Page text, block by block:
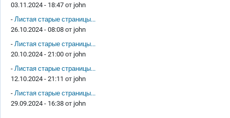
03.11.2024 - 18:47 от john
- Листая старые страницы...
26.10.2024 - 08:08 от john
- Листая старые страницы...
20.10.2024 - 21:00 от john
- Листая старые страницы...
12.10.2024 - 21:11 от john
- Листая старые страницы...
29.09.2024 - 16:38 от john